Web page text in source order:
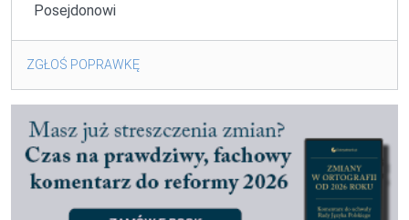
Posejdonowi
ZGŁOŚ POPRAWKĘ